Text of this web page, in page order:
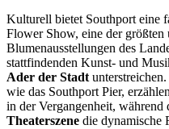
Kulturell bietet Southport eine
Flower Show, eine der größten
Blumenausstellungen des
stattfindenden Kunst- und
Ader der Stadt
wie das Southport Pier,
in der Vergangenheit, während
Theaterszene die dynamische